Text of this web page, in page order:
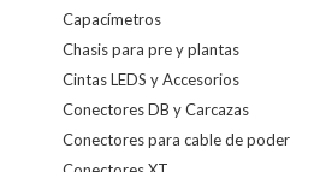
Capacímetros
Chasis para pre y plantas
Cintas LEDS y Accesorios
Conectores DB y Carcazas
Conectores para cable de poder